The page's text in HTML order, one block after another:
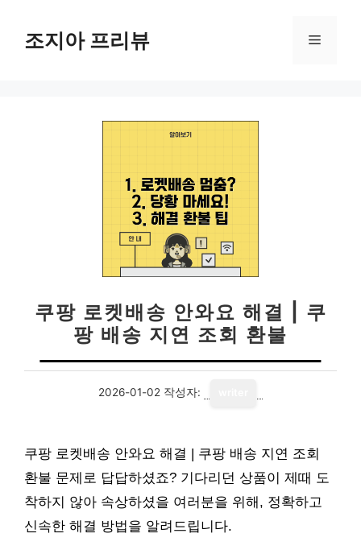
조지아 프리뷰 메
쿠팡 로켓배송 안와요 해결 | 쿠
팡 배송 지연 조회 환불
2026-01-02 작성자:
쿠팡 로켓배송 안와요 해결 | 쿠팡 배송 지연 조회
환불 문제로 답답하셨죠? 기다리던 상품이 제때 도
착하지 않아 속상하셨을 여러분을 위해, 정확하고
신속한 해결 방법을 알려드립니다.